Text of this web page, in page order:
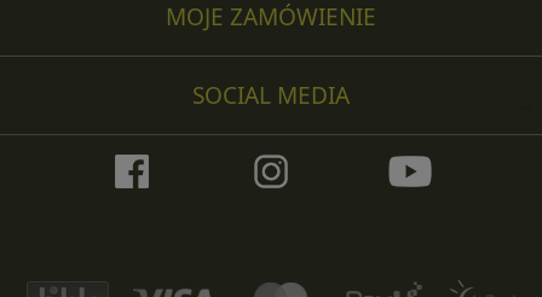
MOJE ZAMÓWIENIE
SOCIAL MEDIA